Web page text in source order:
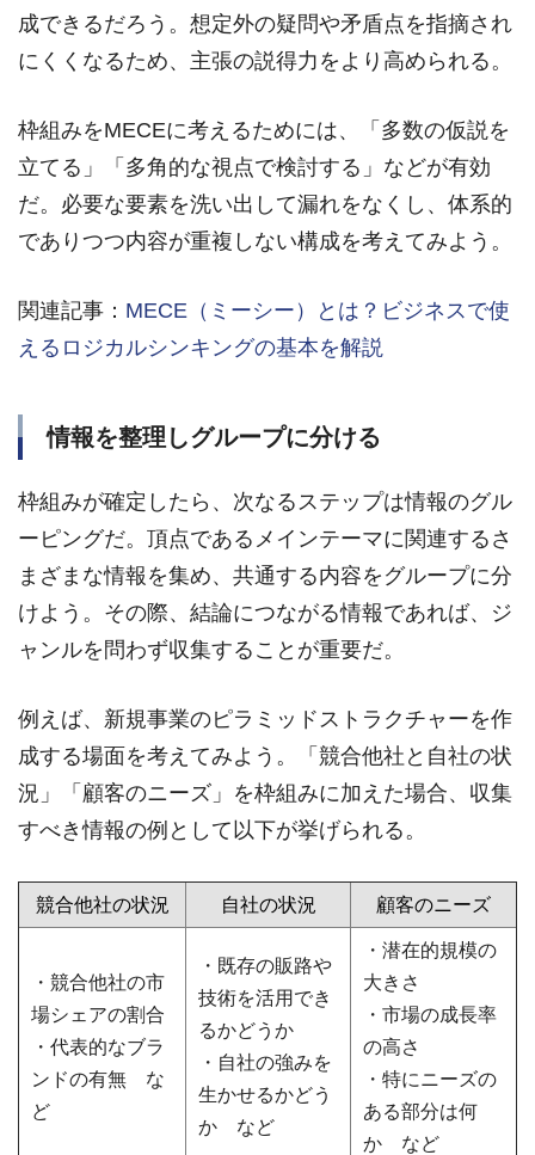
成できるだろう。想定外の疑問や矛盾点を指摘され
にくくなるため、主張の説得力をより高められる。
枠組みをMECEに考えるためには、「多数の仮説を
立てる」「多角的な視点で検討する」などが有効
だ。必要な要素を洗い出して漏れをなくし、体系的
でありつつ内容が重複しない構成を考えてみよう。
関連記事： MECE（ミーシー）とは？ビジネスで使
えるロジカルシンキングの基本を解説
情報を整理しグループに分ける
枠組みが確定したら、次なるステップは情報のグル
ーピングだ。頂点であるメインテーマに関連するさ
まざまな情報を集め、共通する内容をグループに分
けよう。その際、結論につながる情報であれば、ジ
ャンルを問わず収集することが重要だ。
例えば、新規事業のピラミッドストラクチャーを作
成する場面を考えてみよう。「競合他社と自社の状
況」「顧客のニーズ」を枠組みに加えた場合、収集
すべき情報の例として以下が挙げられる。
競合他社の状況 自社の状況 顧客のニーズ
・競合他社の市
場シェアの割合
・代表的なブラ
ンドの有無 な
ど
・既存の販路や
技術を活用でき
るかどうか
・自社の強みを
生かせるかどう
か など
・潜在的規模の
大きさ
・市場の成長率
の高さ
・特にニーズの
ある部分は何
か など